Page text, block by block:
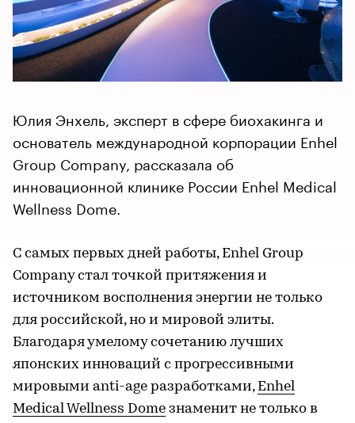
Юлия Энхель, эксперт в сфере биохакинга и
основатель международной корпорации Enhel
Group Company, рассказала об
инновационной клинике России Enhel Medical
Wellness Dome.
С самых первых дней работы, Enhel Group
Company стал точкой притяжения и
источником восполнения энергии не только
для российской, но и мировой элиты.
Благодаря умелому сочетанию лучших
японских инноваций с прогрессивными
мировыми anti-age разработками, Enhel
Medical Wellness Dome знаменит не только в